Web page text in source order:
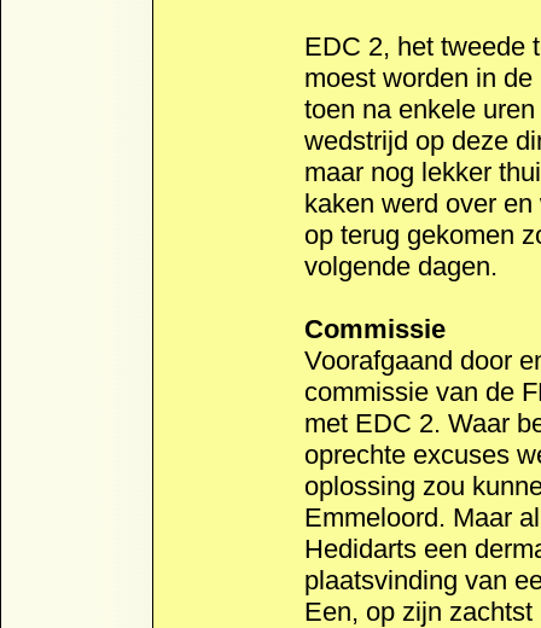
EDC 2, het tweede
moest worden in
toen na enkele
wedstrijd op deze
maar nog lekker
kaken werd over
op terug gekomen
volgende dagen.
Commissie
Voorafgaand door
commissie van de
met EDC 2. Waar
oprechte excuses
oplossing zou
Emmeloord. Maar
Hedidarts een
plaatsvinding van
Een, op zijn